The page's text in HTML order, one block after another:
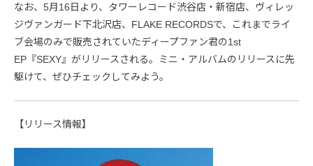
なお、5月16日より、タワーレコード渋谷店・新宿店、ヴィレッ
ジヴァンガード下北沢店、FLAKE RECORDSで、これまでライ
ブ会場のみで販売されていたディープファン君の1st
EP『SEXY』がリリースされる。ミニ・アルバムのリリースに先
駆けて、ぜひチェックしてみよう。
【リリース情報】